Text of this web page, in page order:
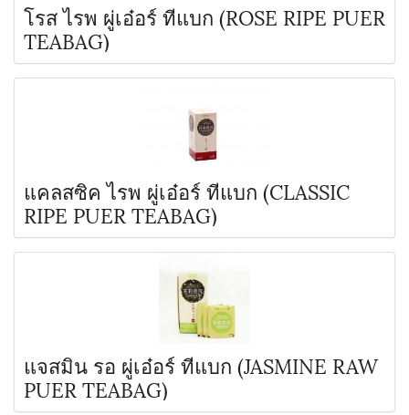
โรส ไรพ ผู่เอ๋อร์ ทีแบก (ROSE RIPE PUER
TEABAG)
แคลสซิค ไรพ ผู่เอ๋อร์ ทีแบก (CLASSIC
RIPE PUER TEABAG)
แจสมิน รอ ผู่เอ๋อร์ ทีแบก (JASMINE RAW
PUER TEABAG)